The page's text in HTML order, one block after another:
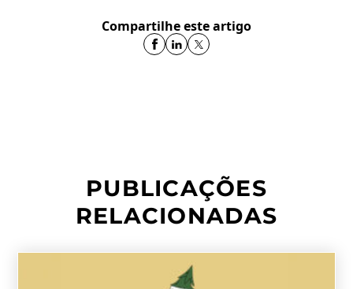
Compartilhe este artigo
PUBLICAÇÕES
RELACIONADAS